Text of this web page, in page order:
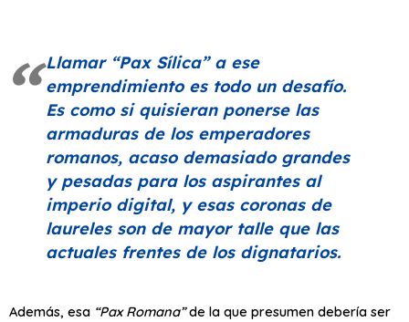
Llamar “Pax Sílica” a ese
emprendimiento es todo un desafío.
Es como si quisieran ponerse las
armaduras de los emperadores
romanos, acaso demasiado grandes
y pesadas para los aspirantes al
imperio digital, y esas coronas de
laureles son de mayor talle que las
actuales frentes de los dignatarios.
Además, esa “Pax Romana”de la que presumen debería ser